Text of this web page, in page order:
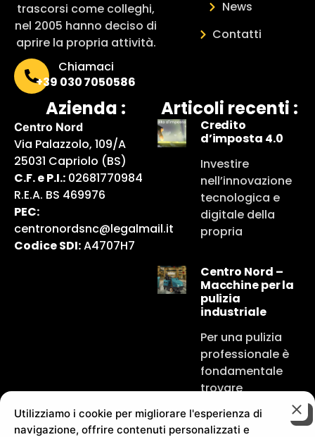
Utilizziamo i cookie per migliorare l'esperienza di
navigazione, offrire contenuti personalizzati e
trascorsi come colleghi,
nel 2005 hanno deciso di
aprire la propria attività.
Chiamaci
+39 030 7050586
News
Contatti
Azienda :
Centro Nord
Via Palazzolo, 109/A
25031 Capriolo (BS)
C.F. e P.I.: 02681770984
R.E.A. BS 469976
PEC:
centronordsnc@legalmail.it
Codice SDI:A4707H7
Articoli recenti :
Credito
d’imposta 4.0
Investire
nell’innovazione
tecnologica e
digitale della
propria
Centro Nord –
Macchine per la
pulizia
industriale
Per una pulizia
professionale è
fondamentale
trovare